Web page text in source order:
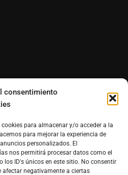
consentimiento
para almacenar y/o acceder a la
para mejorar la experiencia de
personalizados. El
nos permitirá procesar datos como el
los ID's únicos en este sitio. No consentir
afectar negativamente a ciertas